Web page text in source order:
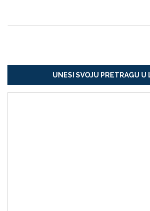
UNESI SVOJU PRETRAGU U